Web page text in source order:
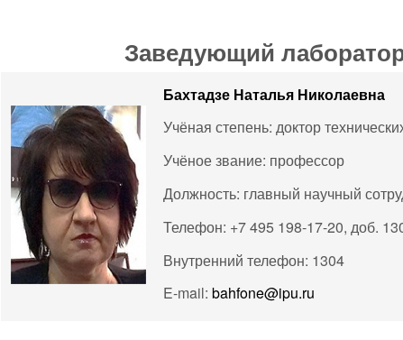
Заведующий
Бахтадзе Наталья Николаевна
Учёная степень: доктор
Учёное звание: профессор
Должность: главный научный
Телефон: +7 495 198-17-20, доб.
Внутренний телефон: 1304
E-mail:bahfone@ipu.ru